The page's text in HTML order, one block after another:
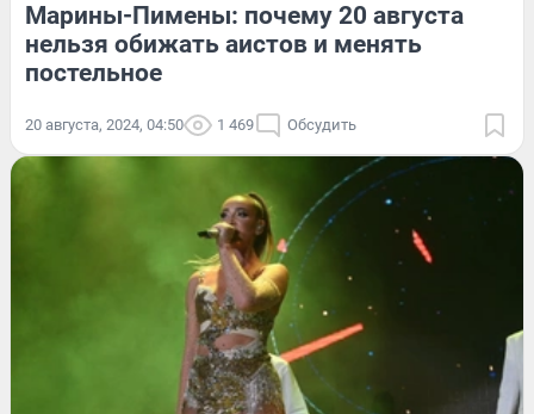
Марины-Пимены: почему 20 августа
нельзя обижать аистов и менять
постельное
20 августа, 2024, 04:50 1 469 Обсудить